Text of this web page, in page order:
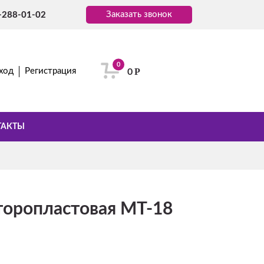
01-02 Заказать звонок
Регистрация
0
0Р
MT-18